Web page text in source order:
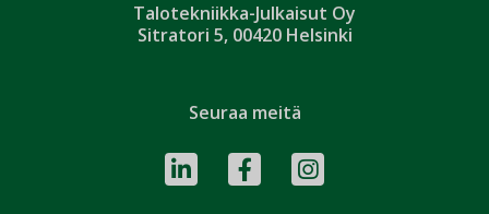
Talotekniikka-Julkaisut Oy
Sitratori 5, 00420 Helsinki
Seuraa meitä